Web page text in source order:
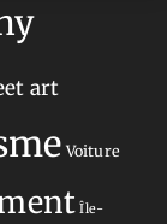
art
Voiture
Île-